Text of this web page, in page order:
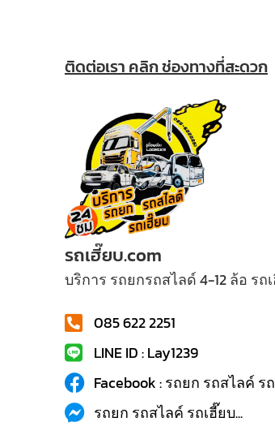
ติดต่อเรา คลิก ช่องทางที่สะดวก
รถเฮี๊ยบ.com
บริการ รถยกรถสไลด์ 4-12 ล้อ รถ
085 622 2251
LINE ID : Lay1239
Facebook : รถยก รถสไลค์ ร
รถยก รถสไลค์ รถเฮี๊ยบ...